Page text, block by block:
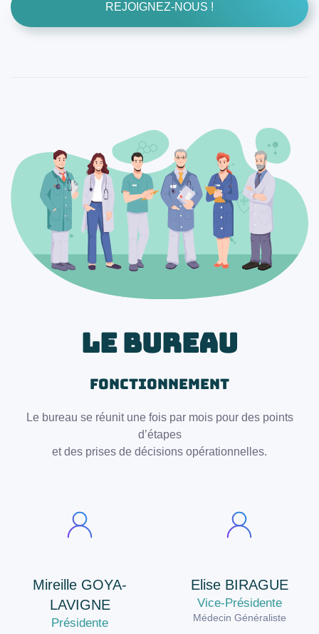
REJOIGNEZ-NOUS !
LE BUREAU
FONCTIONNEMENT
Le bureau se réunit une fois par mois pour des points
d’étapes
et des prises de décisions opérationnelles.
Mireille GOYA-
LAVIGNE
Présidente
Elise BIRAGUE
Vice-Présidente
Médecin Généraliste